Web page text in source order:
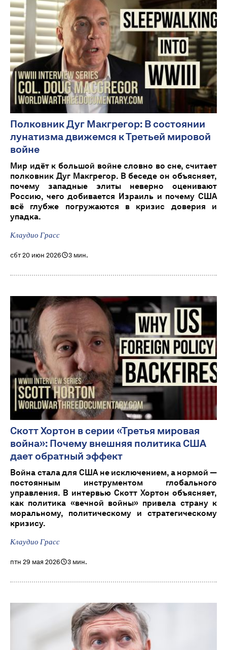
Полковник Дуг Макгрегор: В состоянии
лунатизма движемся к Третьей мировой
войне
Мир идёт к большой войне словно во сне, считает
полковник Дуг Макгрегор. В беседе он объясняет,
почему западные элиты неверно оценивают
Россию, чего добивается Израиль и почему США
всё глубже погружаются в кризис доверия и
упадка.
Клаудио Грасс
сбт 20 июн 2026 3 мин.
Скотт Хортон в серии «Третья мировая
война»: Почему внешняя политика США
дает обратный эффект
Война стала для США не исключением, а нормой —
постоянным инструментом глобального
управления. В интервью Скотт Хортон объясняет,
как политика «вечной войны» привела страну к
моральному, политическому и стратегическому
кризису.
Клаудио Грасс
птн 29 мая 2026 3 мин.